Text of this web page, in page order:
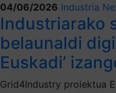
04/06/2026 Industria
Industriarako
belaunaldi
Euskadi’
Grid4Industry proiektua